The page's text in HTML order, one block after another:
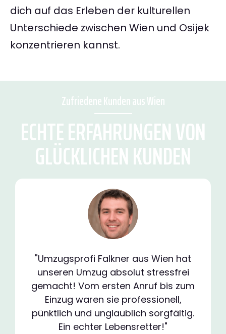
dich auf das Erleben der kulturellen
Unterschiede zwischen Wien und Osijek
konzentrieren kannst.
Zufriedene Kunden aus Wien
ECHTE ERFAHRUNGEN VON
GLÜCKLICHEN KUNDEN
"Umzugsprofi Falkner aus Wien hat
unseren Umzug absolut stressfrei
gemacht! Vom ersten Anruf bis zum
Einzug waren sie professionell,
pünktlich und unglaublich sorgfältig.
Ein echter Lebensretter!"